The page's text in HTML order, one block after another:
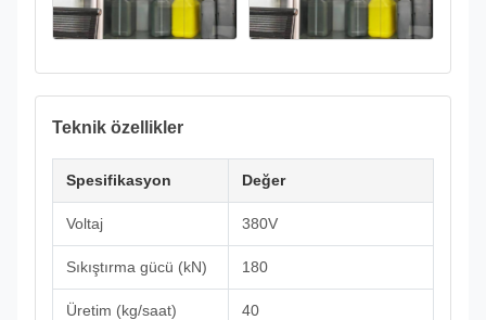
Teknik özellikler
Spesifikasyon Değer
Voltaj 380V
Sıkıştırma gücü (kN) 180
Üretim (kg/saat) 40